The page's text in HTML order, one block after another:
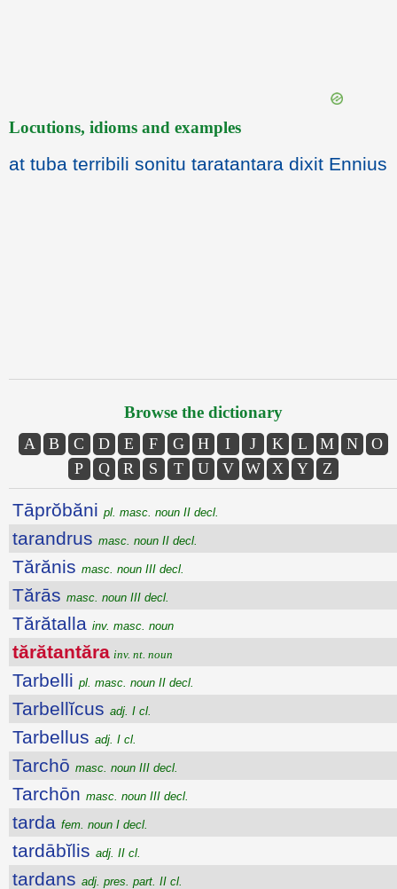
Locutions, idioms and examples
at tuba terribili sonitu taratantara dixit Ennius
Browse the dictionary
A B C D E F G H I J K L M N
O
P
Q R S T U V W X Y Z
Tāprŏbăni pl. masc. noun II decl.
tarandrus masc. noun II decl.
Tărănis masc. noun III decl.
Tărās masc. noun III decl.
Tărătalla inv. masc. noun
tărătantăra inv. nt. noun
Tarbelli pl. masc. noun II decl.
Tarbellĭcus adj. I cl.
Tarbellus adj. I cl.
Tarchō masc. noun III decl.
Tarchōn masc. noun III decl.
tarda fem. noun I decl.
tardābĭlis adj. II cl.
tardans adj. pres. part. II cl.